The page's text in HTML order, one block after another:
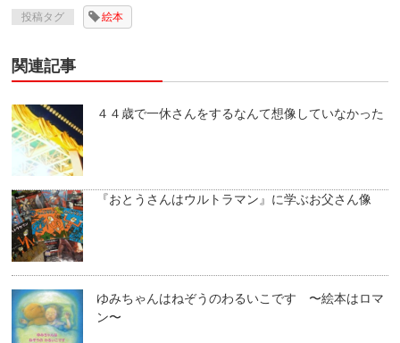
投稿タグ 絵本
関連記事
４４歳で一休さんをするなんて想像していなかった
『おとうさんはウルトラマン』に学ぶお父さん像
ゆみちゃんはねぞうのわるいこです 〜絵本はロマ
ン〜